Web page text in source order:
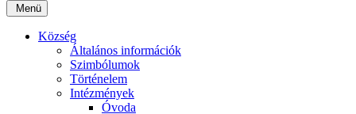
Menü
Község
Általános információk
Szimbólumok
Történelem
Intézmények
Óvoda